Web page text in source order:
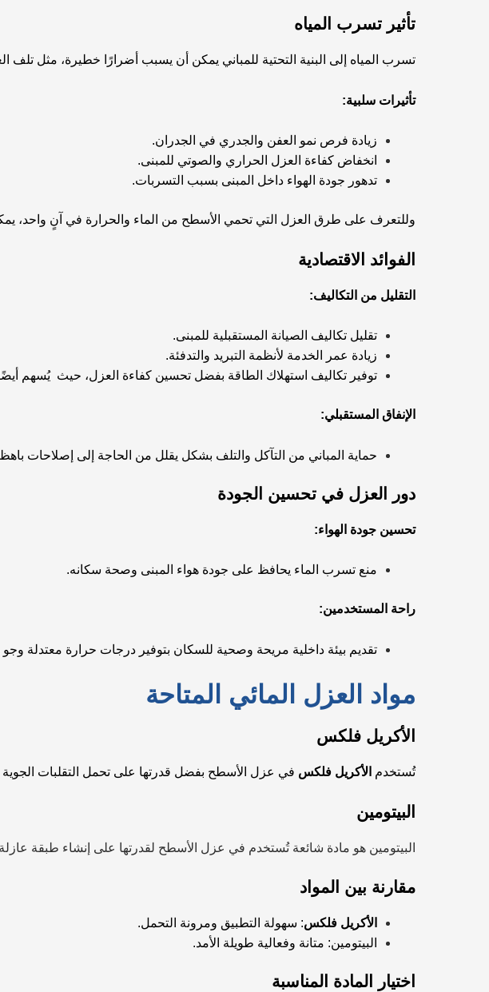
تأثير تسرب المياه
تسرب المياه إلى البنية التحتية للمباني يمكن أن يسبب أضرارًا خطيرة، مثل تلف
تأثيرات سلبية:
زيادة فرص نمو العفن والجدري في الجدران.
انخفاض كفاءة العزل الحراري والصوتي للمبنى.
تدهور جودة الهواء داخل المبنى بسبب التسربات.
وللتعرف على طرق العزل التي تحمي الأسطح من الماء والحرارة في آنٍ واحد،
الفوائد الاقتصادية
التقليل من التكاليف:
تقليل تكاليف الصيانة المستقبلية للمبنى.
زيادة عمر الخدمة لأنظمة التبريد والتدفئة.
توفير تكاليف استهلاك الطاقة بفضل تحسين كفاءة العزل، حيث يُسهم
الإنفاق المستقبلي:
حماية المباني من التآكل والتلف بشكل يقلل من الحاجة إلى إصلاحات
دور العزل في تحسين الجودة
تحسين جودة الهواء:
منع تسرب الماء يحافظ على جودة هواء المبنى وصحة سكانه.
راحة المستخدمين:
تقديم بيئة داخلية مريحة وصحية للسكان بتوفير درجات حرارة معتدلة
مواد العزل المائي المتاحة
الأكريل فلكس
تُستخدم الأكريل فلكس في عزل الأسطح بفضل قدرتها على تحمل التقلبات الجوية
البيتومين
البيتومين هو مادة شائعة تُستخدم في عزل الأسطح لقدرتها على إنشاء طبقة
مقارنة بين المواد
الأكريل فلكس: سهولة التطبيق ومرونة التحمل.
البيتومين: متانة وفعالية طويلة الأمد.
اختيار المادة المناسبة